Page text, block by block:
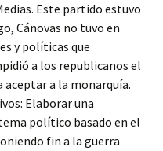
Este partido estuvo
Cánovas no tuvo en
y políticas que
a los republicanos el
aceptar a la monarquía.
Elaborar una
político basado en el
fin a la guerra